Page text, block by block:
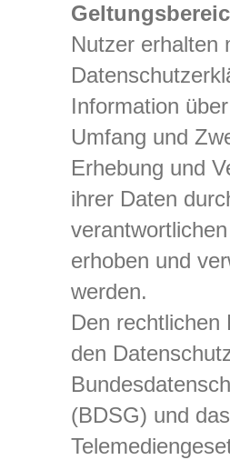
Nutzer erhalten
Information
Umfang und
Erhebung und
ihrer Daten
erhoben und
werden.
Den rechtlichen
den
(BDSG) und das